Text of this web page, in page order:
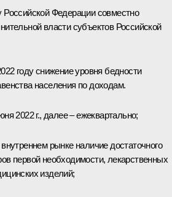
Российской Федерации совместно
власти субъектов Российской
году снижение уровня бедности
населения по доходам.
2022 г., далее – ежеквартально;
рынке наличие достаточного
первой необходимости, лекарственных
изделий;